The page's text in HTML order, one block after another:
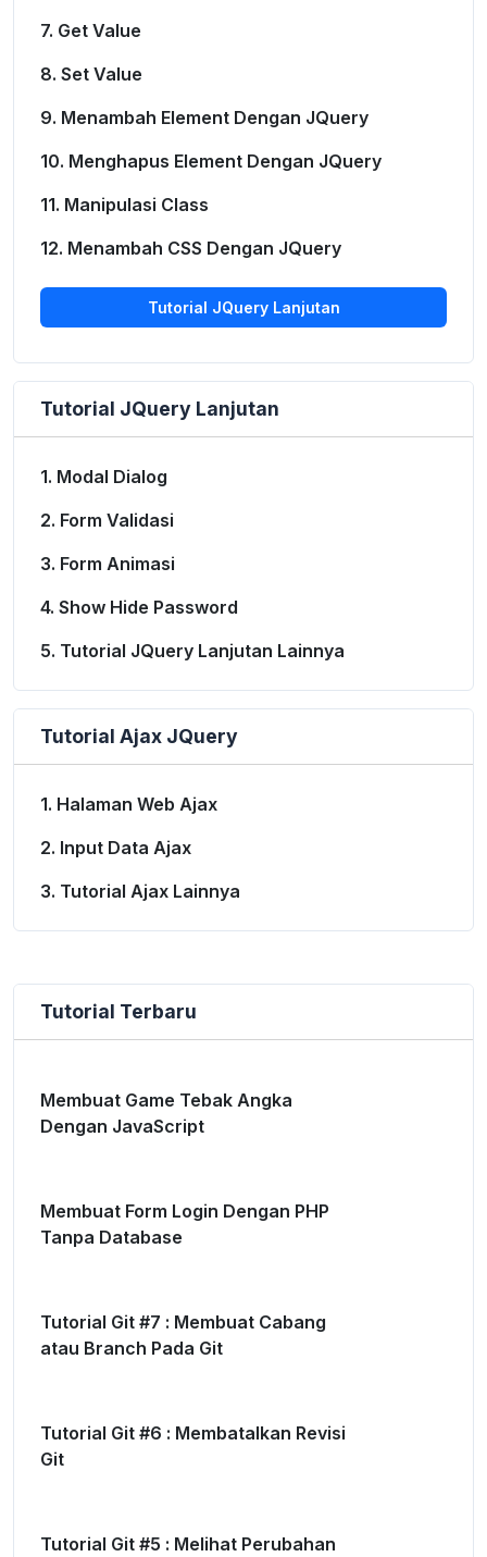
7. Get Value
8. Set Value
9. Menambah Element Dengan JQuery
10. Menghapus Element Dengan JQuery
11. Manipulasi Class
12. Menambah CSS Dengan JQuery
Tutorial JQuery Lanjutan
Tutorial JQuery Lanjutan
1. Modal Dialog
2. Form Validasi
3. Form Animasi
4. Show Hide Password
5. Tutorial JQuery Lanjutan Lainnya
Tutorial Ajax JQuery
1. Halaman Web Ajax
2. Input Data Ajax
3. Tutorial Ajax Lainnya
Tutorial Terbaru
Membuat Game Tebak Angka
Dengan JavaScript
Membuat Form Login Dengan PHP
Tanpa Database
Tutorial Git #7 : Membuat Cabang
atau Branch Pada Git
Tutorial Git #6 : Membatalkan Revisi
Git
Tutorial Git #5 : Melihat Perubahan